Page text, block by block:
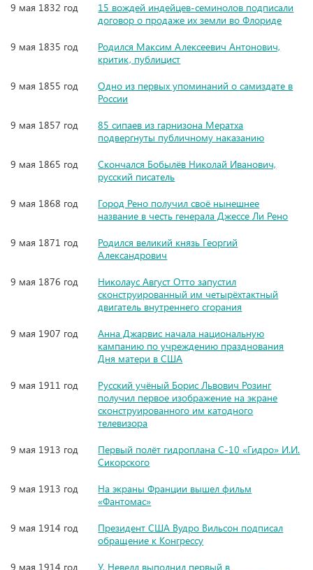
9 мая 1832 год
15 вождей индейцев-семинолов подписали
договор о продаже их земли во Флориде
9 мая 1835 год
Родился Максим Алексеевич Антонович,
критик, публицист
9 мая 1855 год
Одно из первых упоминаний о самиздате в
России
9 мая 1857 год
85 сипаев из гарнизона Мератха
подвергнуты публичному наказанию
9 мая 1865 год
Скончался Бобылёв Николай Иванович,
русский писатель
9 мая 1868 год
Город Рено получил своё нынешнее
название в честь генерала Джессе Ли Рено
9 мая 1871 год
Родился великий князь Георгий
Александрович
9 мая 1876 год
Николаус Август Отто запустил
сконструированный им четырёхтактный
двигатель внутреннего сгорания
9 мая 1907 год
Анна Джарвис начала национальную
кампанию по учреждению празднования
Дня матери в США
9 мая 1911 год
Русский учёный Борис Львович Розинг
получил первое изображение на экране
сконструированного им катодного
телевизора
9 мая 1913 год
Первый полёт гидроплана С-10 «Гидро» И.И.
Сикорского
9 мая 1913 год
На экраны Франции вышел фильм
«Фантомас»
9 мая 1914 год
Президент США Вудро Вильсон подписал
обращение к Конгрессу
9 мая 1914 год
У. Невелл выполнил первый в